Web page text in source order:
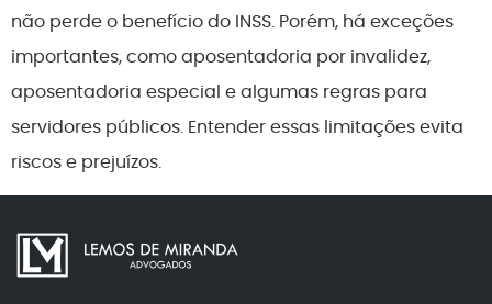
não perde o benefício do INSS. Porém, há exceções
importantes, como aposentadoria por invalidez,
aposentadoria especial e algumas regras para
servidores públicos. Entender essas limitações evita
riscos e prejuízos.